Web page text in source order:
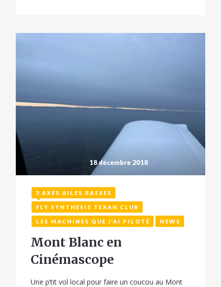
18 décembre 2018
3 AXES AILES BASSES
FLY SYNTHESIS TEXAN CLUB
LES MACHINES QUE J'AI PILOTÉ NEWS
Mont Blanc en
Cinémascope
Une p’tit vol local pour faire un coucou au Mont